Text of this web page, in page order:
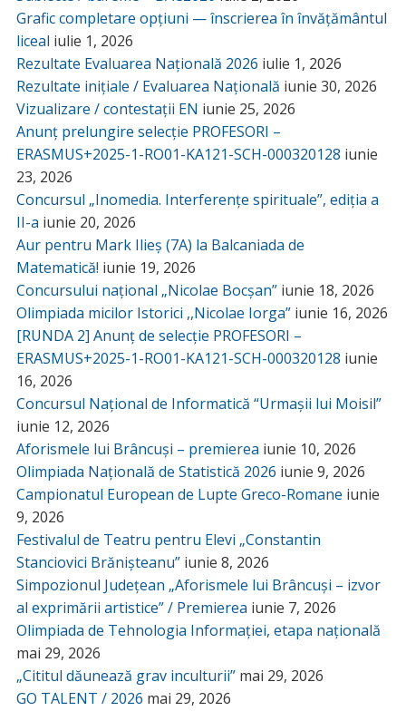
Grafic completare opțiuni — înscrierea în învățământul
liceal iulie 1, 2026
Rezultate Evaluarea Națională 2026 iulie 1, 2026
Rezultate inițiale / Evaluarea Națională iunie 30, 2026
Vizualizare / contestații EN iunie 25, 2026
Anunț prelungire selecție PROFESORI –
ERASMUS+2025-1-RO01-KA121-SCH-000320128 iunie
23, 2026
Concursul „Inomedia. Interferențe spirituale”, ediția a
II-a iunie 20, 2026
Aur pentru Mark Ilieș (7A) la Balcaniada de
Matematică! iunie 19, 2026
Concursului național „Nicolae Bocșan” iunie 18, 2026
Olimpiada micilor Istorici ,,Nicolae Iorga” iunie 16, 2026
[RUNDA 2] Anunț de selecție PROFESORI –
ERASMUS+2025-1-RO01-KA121-SCH-000320128 iunie
16, 2026
Concursul Național de Informatică “Urmașii lui Moisil”
iunie 12, 2026
Aforismele lui Brâncuși – premierea iunie 10, 2026
Olimpiada Națională de Statistică 2026 iunie 9, 2026
Campionatul European de Lupte Greco-Romane iunie
9, 2026
Festivalul de Teatru pentru Elevi „Constantin
Stanciovici Brănișteanu” iunie 8, 2026
Simpozionul Județean „Aforismele lui Brâncuși – izvor
al exprimării artistice” / Premierea iunie 7, 2026
Olimpiada de Tehnologia Informației, etapa națională
mai 29, 2026
„Cititul dăunează grav inculturii” mai 29, 2026
GO TALENT / 2026 mai 29, 2026